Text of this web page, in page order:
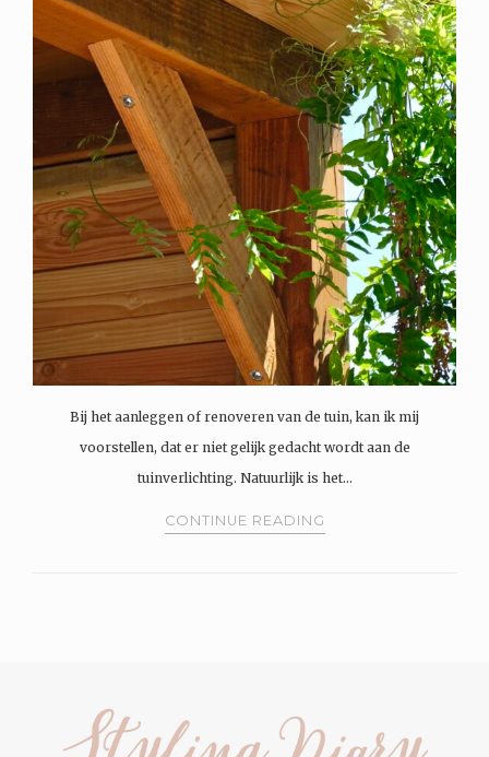
Bij het aanleggen of renoveren van de tuin, kan ik mij
voorstellen, dat er niet gelijk gedacht wordt aan de
tuinverlichting. Natuurlijk is het…
CONTINUE READING